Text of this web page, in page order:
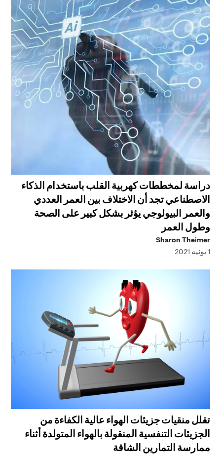
دراسة لمخططات كهربية القلب باستخدام الذكاء
الاصطناعي تجد أن الاختلاف بين العمر العددي
والعمر البيولوجي يؤثر بشكل كبير على الصحة
وطول العمر
Sharon Theimer
1 يونيه 2021
تقلل منقيات جزيئات الهواء عالية الكفاءة من
الجزيئات التنفسية المنقولة بالهواء المتولدة أثناء
ممارسة التمارين الشاقة